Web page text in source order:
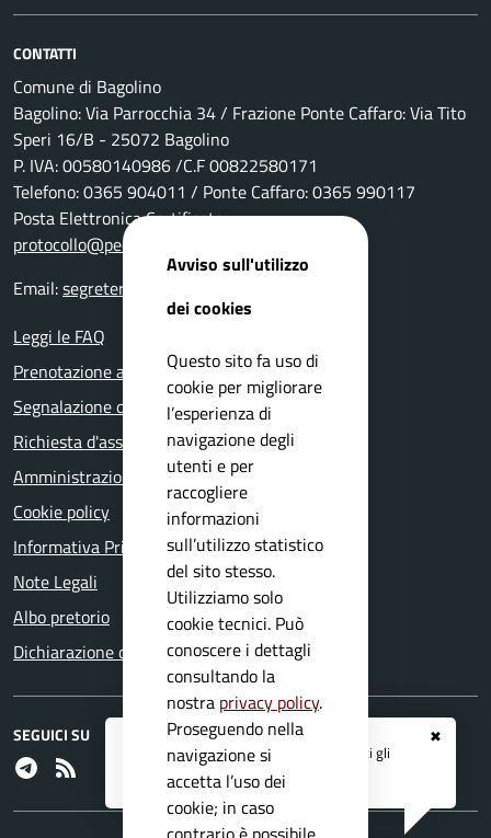
✖
Registrati ai serviziAPP IO
e ricevi tutti gli
aggiornamenti dall'Ente
CONTATTI
Comune di Bagolino
Bagolino: Via Parrocchia 34 / Frazione Ponte Caffaro: Via Tito
Speri 16/B - 25072 Bagolino
P. IVA: 00580140986 /C.F 00822580171
Telefono: 0365 904011 / Ponte Caffaro: 0365 990117
Posta Elettronica Certificata:
protocollo@pec.comune.bagolino.bs.it
Email:segreteria@comune.bagolino.bs.it
Leggi le FAQ
Prenotazione appuntamento
Segnalazione disservizio
Richiesta d'assistenza
Amministrazione trasparente
Cookie policy
Informativa Privacy
Note Legali
Albo pretorio
Dichiarazione di accessibilità
SEGUICI SU
Telegram
Avviso sull'utilizzo
dei cookies
Questo sito fa uso di
cookie per migliorare
l’esperienza di
navigazione degli
utenti e per
raccogliere
informazioni
sull’utilizzo statistico
del sito stesso.
Utilizziamo solo
cookie tecnici. Può
conoscere i dettagli
consultando la
nostra privacy policy.
Proseguendo nella
navigazione si
accetta l’uso dei
cookie; in caso